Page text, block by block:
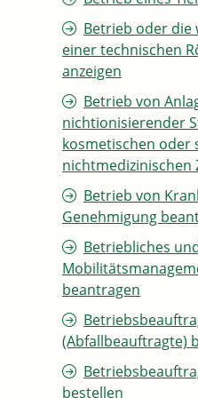
Betrieb oder die
einer technischen
anzeigen
Betrieb von
nichtionisierender
kosmetischen oder
nichtmedizinischen
Betrieb von
Genehmigung
Betriebliches
beantragen
(Abfallbeauftragte)
bestellen